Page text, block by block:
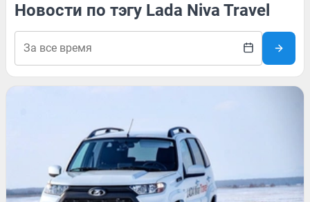
Новости по тэгу Lada Niva Travel